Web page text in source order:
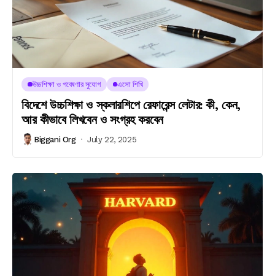
উচ্চশিক্ষা ও গবেষণার সুযোগ এসো শিখি
বিদেশে উচ্চশিক্ষা ও স্কলারশিপে রেফারেন্স লেটার: কী, কেন,
আর কীভাবে লিখবেন ও সংগ্রহ করবেন
Biggani Org July 22, 2025